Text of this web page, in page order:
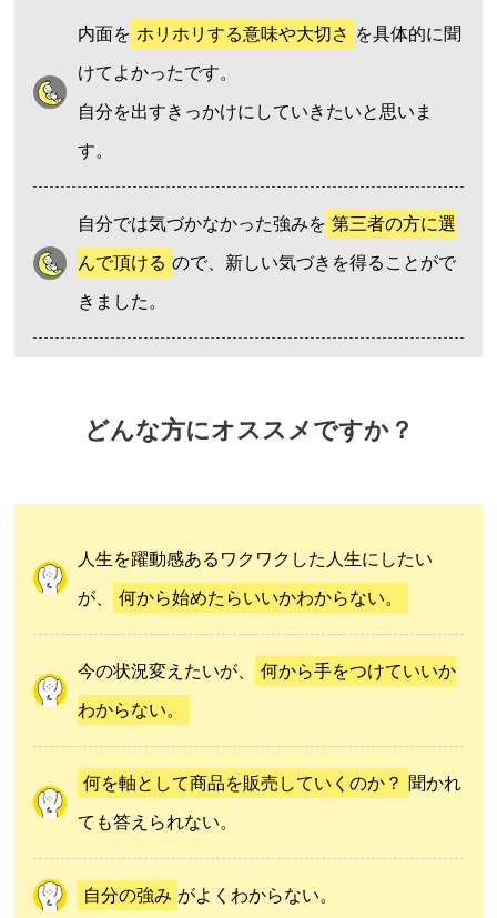
内面を ホリホリする意味や大切さ を具体的に聞
けてよかったです。
自分を出すきっかけにしていきたいと思いま
す。
自分では気づかなかった強みを 第三者の方に選
んで頂ける ので、新しい気づきを得ることがで
きました。
どんな方にオススメですか？
人生を躍動感あるワクワクした人生にしたい
が、 何から始めたらいいかわからない。
今の状況変えたいが、 何から手をつけていいか
わからない。
何を軸として商品を販売していくのか？ 聞かれ
ても答えられない。
自分の強み がよくわからない。